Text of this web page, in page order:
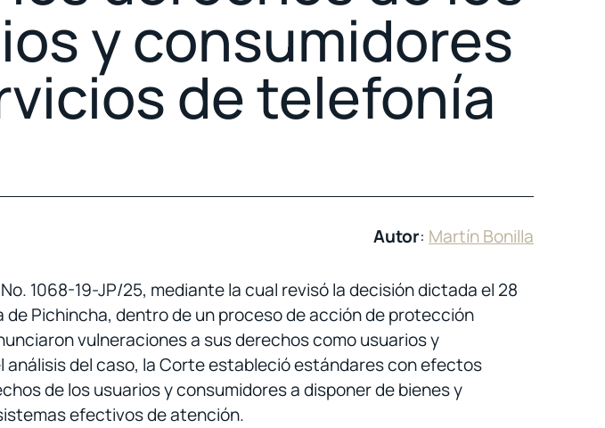
y consumidores
de telefonía
Autor: Martín Bonilla
1068-19-JP/25, mediante la cual revisó la decisión dictada el 28
de Pichincha, dentro de un proceso de acción de protección
vulneraciones a sus derechos como usuarios y
del caso, la Corte estableció estándares con efectos
de los usuarios y consumidores a disponer de bienes y
efectivos de atención.